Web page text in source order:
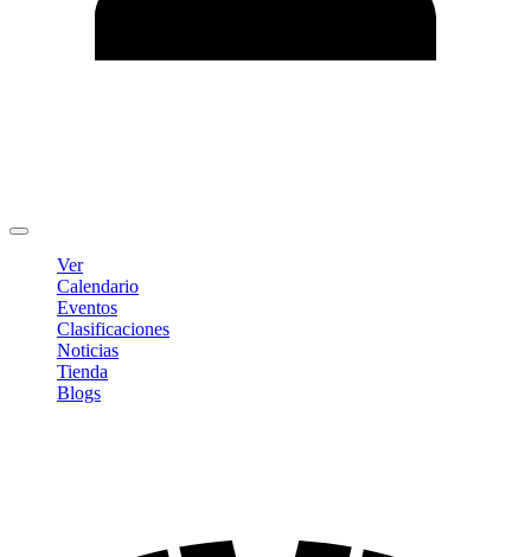
Ver
Calendario
Eventos
Clasificaciones
Noticias
Tienda
Blogs